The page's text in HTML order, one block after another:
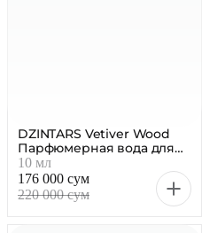
DZINTARS Vetiver Wood
Парфюмерная вода для
10 мл
176 000 сум
220 000 сум